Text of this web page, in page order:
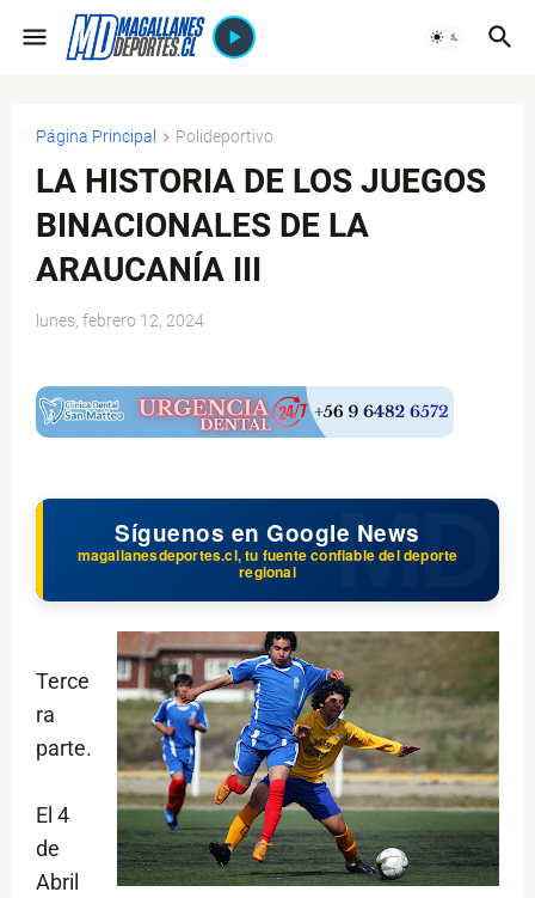
Página Principal Polideportivo
LA HISTORIA DE LOS JUEGOS
BINACIONALES DE LA
ARAUCANÍA III
lunes, febrero 12, 2024
Síguenos en Google News
magallanesdeportes.cl, tu fuente confiable del deporte
regional
Terce
ra
parte.
El 4
de
Abril